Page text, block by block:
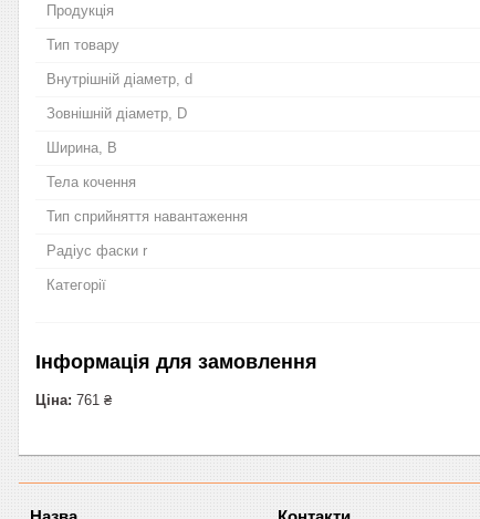
Продукція
Тип товару
Внутрішній діаметр, d
Зовнішній діаметр, D
Ширина, B
Тела кочення
Тип сприйняття навантаження
Радіус фаски r
Категорії
Інформація для замовлення
Ціна: 761 ₴